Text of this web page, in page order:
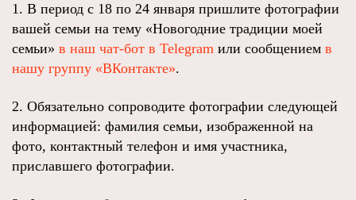
1. В период с 18 по 24 января пришлите фотографии
вашей семьи на тему «Новогодние традиции моей
семьи» в наш чат-бот в Telegram или сообщением в
нашу группу «ВКонтакте».
2. Обязательно сопроводите фотографии следующей
информацией: фамилия семьи, изображенной на
фото, контактный телефон и имя участника,
приславшего фотографии.